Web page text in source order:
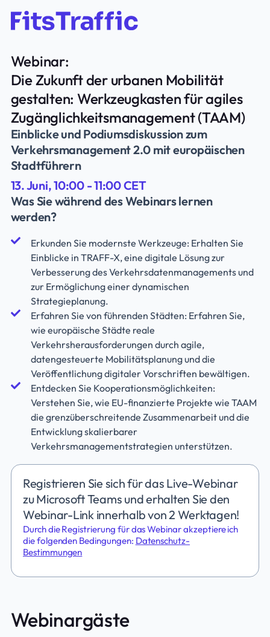
Webinar:
Die Zukunft der urbanen Mobilität
gestalten: Werkzeugkasten für agiles
Zugänglichkeitsmanagement (TAAM)
Einblicke und Podiumsdiskussion zum
Verkehrsmanagement 2.0 mit europäischen
Stadtführern
13. Juni, 10:00 - 11:00 CET
Was Sie während des Webinars lernen
werden?
Erkunden Sie modernste Werkzeuge: Erhalten Sie
Einblicke in TRAFF-X, eine digitale Lösung zur
Verbesserung des Verkehrsdatenmanagements und
zur Ermöglichung einer dynamischen
Strategieplanung.
Erfahren Sie von führenden Städten: Erfahren Sie,
wie europäische Städte reale
Verkehrsherausforderungen durch agile,
datengesteuerte Mobilitätsplanung und die
Veröffentlichung digitaler Vorschriften bewältigen.
Entdecken Sie Kooperationsmöglichkeiten:
Verstehen Sie, wie EU-finanzierte Projekte wie TAAM
die grenzüberschreitende Zusammenarbeit und die
Entwicklung skalierbarer
Verkehrsmanagementstrategien unterstützen.
Registrieren Sie sich für das Live-Webinar
zu Microsoft Teams und erhalten Sie den
Webinar-Link innerhalb von 2 Werktagen!
Durch die Registrierung für das Webinar akzeptiere ich
die folgenden Bedingungen: Datenschutz-
Bestimmungen
Webinargäste